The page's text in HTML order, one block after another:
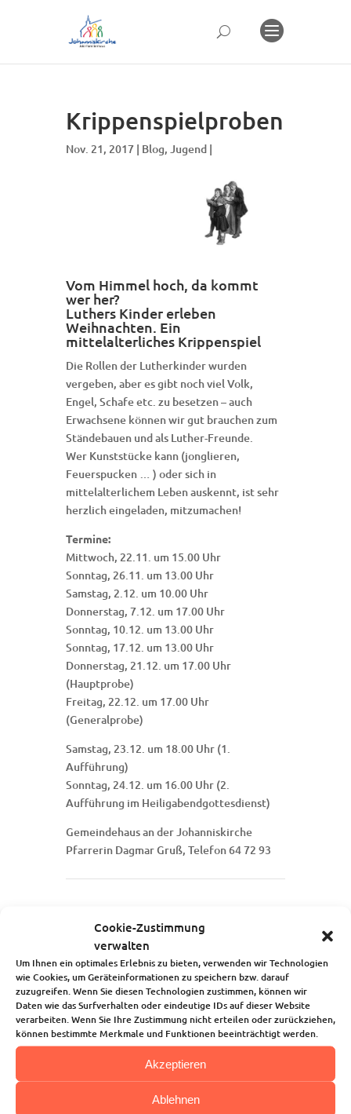
Cookie-Zustimmung
verwalten
Um Ihnen ein optimales Erlebnis zu bieten, verwenden wir Technologien
wie Cookies, um Geräteinformationen zu speichern bzw. darauf
zuzugreifen. Wenn Sie diesen Technologien zustimmen, können wir
Daten wie das Surfverhalten oder eindeutige IDs auf dieser Website
verarbeiten. Wenn Sie Ihre Zustimmung nicht erteilen oder zurückziehen,
können bestimmte Merkmale und Funktionen beeinträchtigt werden.
Akzeptieren
Ablehnen
Krippenspielproben
Nov. 21, 2017 | Blog, Jugend |
Vom Himmel hoch, da kommt
wer her?
Luthers Kinder erleben
Weihnachten. Ein
mittelalterliches Krippenspiel
Die Rollen der Lutherkinder wurden
vergeben, aber es gibt noch viel Volk,
Engel, Schafe etc. zu besetzen – auch
Erwachsene können wir gut brauchen zum
Ständebauen und als Luther-Freunde.
Wer Kunststücke kann (jonglieren,
Feuerspucken … ) oder sich in
mittelalterlichem Leben auskennt, ist sehr
herzlich eingeladen, mitzumachen!
Termine:
Mittwoch, 22.11. um 15.00 Uhr
Sonntag, 26.11. um 13.00 Uhr
Samstag, 2.12. um 10.00 Uhr
Donnerstag, 7.12. um 17.00 Uhr
Sonntag, 10.12. um 13.00 Uhr
Sonntag, 17.12. um 13.00 Uhr
Donnerstag, 21.12. um 17.00 Uhr
(Hauptprobe)
Freitag, 22.12. um 17.00 Uhr
(Generalprobe)
Samstag, 23.12. um 18.00 Uhr (1.
Aufführung)
Sonntag, 24.12. um 16.00 Uhr (2.
Aufführung im Heiligabendgottesdienst)
Gemeindehaus an der Johanniskirche
Pfarrerin Dagmar Gruß, Telefon 64 72 93
Startseite
Über uns
Unsere Angebote
Die Kindertagesstätte
Blog
Kalender
Kontakt